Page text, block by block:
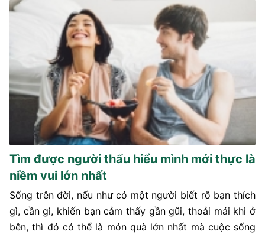
Tìm được người thấu hiểu mình mới thực là
niềm vui lớn nhất
Sống trên đời, nếu như có một người biết rõ bạn thích
gì, cần gì, khiến bạn cảm thấy gần gũi, thoải mái khi ở
bên, thì đó có thể là món quà lớn nhất mà cuộc sống